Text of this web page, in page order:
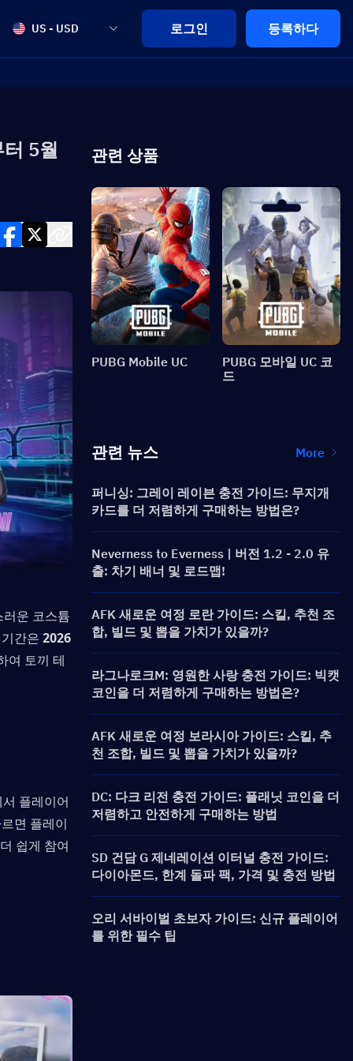
US - USD 로그인 등록하다
5월
운 코스튬
간은 2026
여 토끼 테
플레이어
면 플레이
쉽게 참여
관련 상품
PUBG Mobile UC
PUBG 모바일 UC 코
드
관련 뉴스 More
퍼니싱: 그레이 레이븐 충전 가이드: 무지개
카드를 더 저렴하게 구매하는 방법은?
Neverness to Everness | 버전 1.2 - 2.0 유
출: 차기 배너 및 로드맵!
AFK 새로운 여정 로란 가이드: 스킬, 추천 조
합, 빌드 및 뽑을 가치가 있을까?
라그나로크M: 영원한 사랑 충전 가이드: 빅캣
코인을 더 저렴하게 구매하는 방법은?
AFK 새로운 여정 보라시아 가이드: 스킬, 추
천 조합, 빌드 및 뽑을 가치가 있을까?
DC: 다크 리전 충전 가이드: 플래닛 코인을 더
저렴하고 안전하게 구매하는 방법
SD 건담 G 제네레이션 이터널 충전 가이드:
다이아몬드, 한계 돌파 팩, 가격 및 충전 방법
오리 서바이벌 초보자 가이드: 신규 플레이어
를 위한 필수 팁